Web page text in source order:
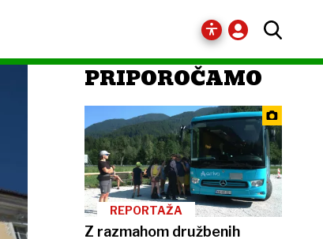
PRIPOROČAMO
REPORTAŽA
Z razmahom družbenih